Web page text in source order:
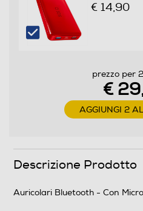
Microfono incorporato
Peso-Kg
€ 14,90
prezzo per
€
AGGIUNGI 2
Descrizione Prodotto
Auricolari Bluetooth - Con